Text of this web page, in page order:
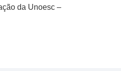
da Unoesc –